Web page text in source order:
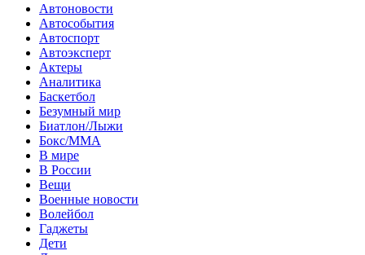
Автоновости
Автособытия
Автоспорт
Автоэксперт
Актеры
Аналитика
Баскетбол
Безумный мир
Биатлон/Лыжи
Бокс/MMA
В мире
В России
Вещи
Военные новости
Волейбол
Гаджеты
Дети